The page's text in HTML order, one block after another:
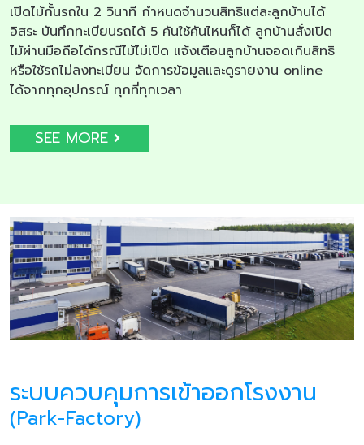
เปิดไม้กั้นรถใน 2 วินาที กำหนดจำนวนสิทธิแต่ละลูกบ้านได้
อิสระ บันทึกทะเบียนรถได้ 5 คันใช้คันไหนก็ได้ ลูกบ้านสั่งเปิด
ไม้ผ่านมือถือได้กรณีไม้ไม่เปิด แจ้งเตือนลูกบ้านจอดเกินสิทธิ
หรือใช้รถไม่ลงทะเบียน จัดการข้อมูลและดูรายงาน online
ได้จากทุกอุปกรณ์ ทุกที่ทุกเวลา
SEE MORE
ระบบควบคุมการเข้าออกโรงงาน
(Park-Factory)